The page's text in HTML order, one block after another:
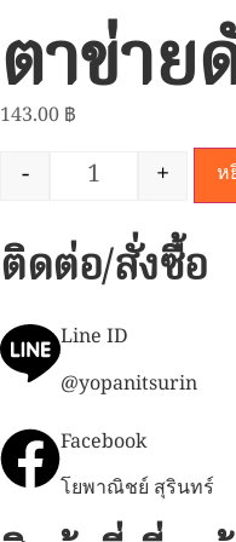
ตาข่าย
143.00฿
- + ห
ติดต่อ/สั่งซื้อ
Line ID
@yopanitsurin
Facebook
โยพาณิชย์ สุรินทร์